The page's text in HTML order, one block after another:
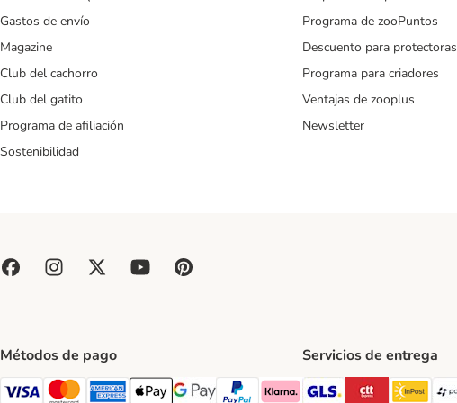
Gastos de envío
Magazine
Club del cachorro
Club del gatito
Programa de afiliación
Sostenibilidad
Programa de zooPuntos
Descuento para protectoras
Programa para criadores
Ventajas de zooplus
Newsletter
Métodos de pago Servicios de entrega
GLS Shipping